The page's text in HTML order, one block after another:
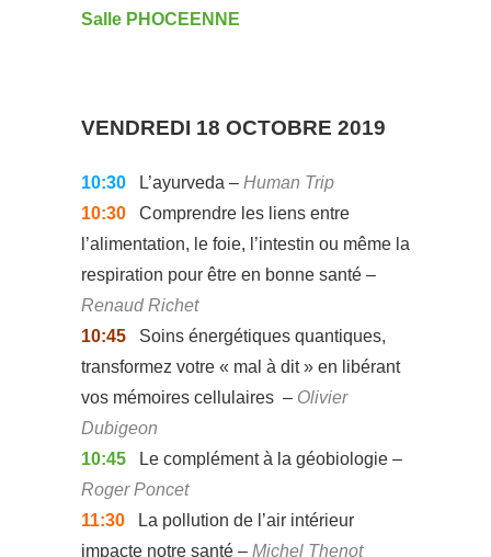
Salle PHOCEENNE
VENDREDI 18 OCTOBRE 2019
10:30 L’ayurveda – Human Trip
10:30
Comprendre les liens entre
l’alimentation, le foie, l’intestin ou même la
respiration pour être en bonne santé –
Renaud Richet
10:45
Soins énergétiques quantiques,
transformez votre « mal à dit » en libérant
vos mémoires cellulaires – Olivier
Dubigeon
10:45
Le complément à la géobiologie –
Roger Poncet
11:30
La pollution de l’air intérieur
impacte notre santé – Michel Thenot